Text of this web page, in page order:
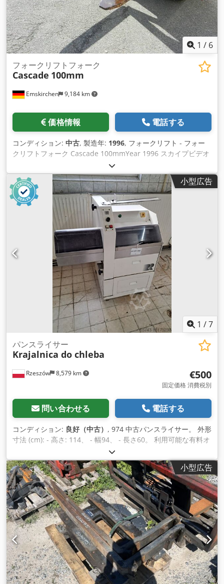
1 / 6
Emskirchen 9,184 km
フォークリフトフォーク
Cascade 100mm
価格情報 電話する
コンディション: 中古, 製造年: 1996, フォークリフト - フォー
クリフトフォーク Cascade 100mmYear 1996 スカイプビデオ
によるオンラインビデオ検査 ご来店をお待ちしております。
Chsdpfx Akjh Ax Edolsa すぐに利用可能 - 検査することができ
ます 在庫あり エムスキルヒェン/ニュルンベルク - 検査可能
小型広告
1 /7
Rzeszów 8,579 km
パンスライサー
Krajalnica do chleba
€500
固定価格 消費税別
問い合わせる 電話する
コンディション: 良好（中古） , 974 中古パンスライサー。 外形
寸法 (cm): - 高さ: 114、 - 幅94、 - 長さ60。 利用可能な有料オ
プション: 交通手段。 表示価格は正味価格です。 英語、ドイツ
語、フランス語、ロシア語、ウクライナ語を話します。
Chodpfx Akjvmzkfjlja このデバイスは、当社の倉庫 (36-068
Bachórz、Poland) ですぐにご覧いただける状態になっていま
す。
小型広告